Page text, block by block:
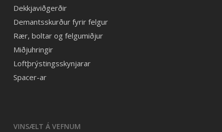
Dekkjaviðgerðir
Demantsskurður fyrir felgur
Rær, boltar og felgumiðjur
Miðjuhringir
Loftþrýstingsskynjarar
Spacer-ar
VINSÆLT Á VEFNUM